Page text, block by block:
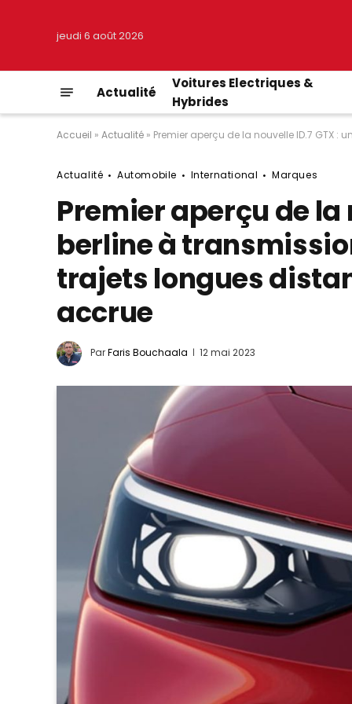
jeudi 6 août 2026
Actualité
Voitures Electriques &
Hybrides
Accueil » Actualité » Premier aperçu de la nouvelle ID.7 GTX
Actualité Automobile International Marques
Premier aperçu de la
berline à
trajets longues
accrue
ParFaris Bouchaala 12 mai 2023